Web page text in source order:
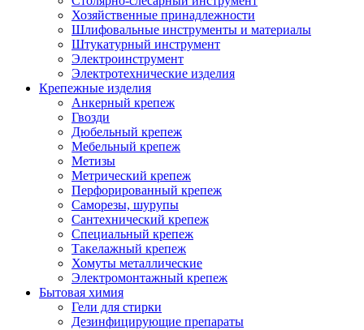
Хозяйственные принадлежности
Шлифовальные инструменты и материалы
Штукатурный инструмент
Электроинструмент
Электротехнические изделия
Крепежные изделия
Анкерный крепеж
Гвозди
Дюбельный крепеж
Мебельный крепеж
Метизы
Метрический крепеж
Перфорированный крепеж
Саморезы, шурупы
Сантехнический крепеж
Специальный крепеж
Такелажный крепеж
Хомуты металлические
Электромонтажный крепеж
Бытовая химия
Гели для стирки
Дезинфицирующие препараты